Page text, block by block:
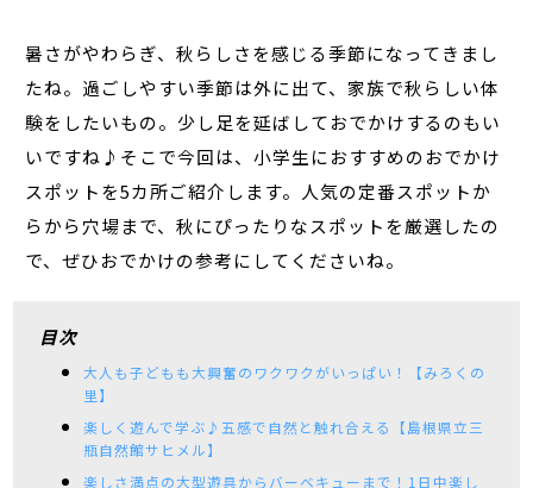
暑さがやわらぎ、秋らしさを感じる季節になってきまし
たね。過ごしやすい季節は外に出て、家族で秋らしい体
験をしたいもの。少し足を延ばしておでかけするのもい
いですね♪そこで今回は、小学生におすすめのおでかけ
スポットを5カ所ご紹介します。人気の定番スポットか
らから穴場まで、秋にぴったりなスポットを厳選したの
で、ぜひおでかけの参考にしてくださいね。
目次
大人も子どもも大興奮のワクワクがいっぱい！【みろくの
里】
楽しく遊んで学ぶ♪五感で自然と触れ合える【島根県立三
瓶自然館サヒメル】
楽しさ満点の大型遊具からバーベキューまで！1日中楽し